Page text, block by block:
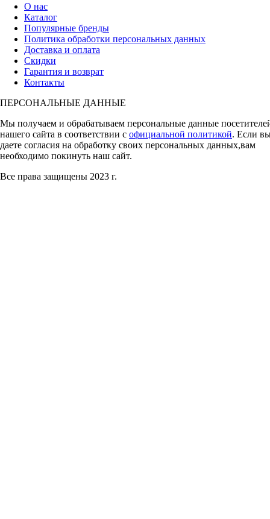
О нас
Каталог
Популярные бренды
Политика обработки персональных данных
Доставка и оплата
Скидки
Гарантия и возврат
Контакты
ПЕРСОНАЛЬНЫЕ ДАННЫЕ
Мы получаем и обрабатываем персональные данные
нашего сайта в соответствии с официальной политикой. Если
даете согласия на обработку своих персональных данных,вам
необходимо покинуть наш сайт.
Все права защищены 2023 г.